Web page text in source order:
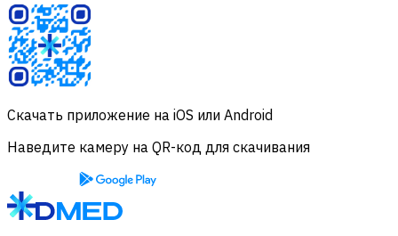
Скачать приложение на iOS или Android
Наведите камеру на QR-код для скачивания